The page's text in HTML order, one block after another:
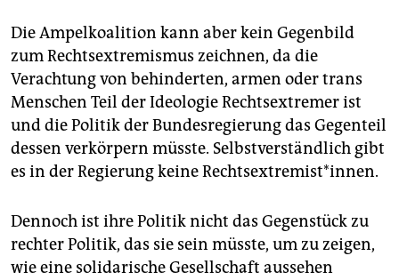
Die Ampelkoalition kann aber kein Gegenbild
zum Rechtsextremismus zeichnen, da die
Verachtung von behinderten, armen oder trans
Menschen Teil der Ideologie Rechtsextremer ist
und die Politik der Bundesregierung das Gegenteil
dessen verkörpern müsste. Selbstverständlich gibt
es in der Regierung keine Rechts­ex­tre­mist*innen.
Dennoch ist ihre Politik nicht das Gegenstück zu
rechter Politik, das sie sein müsste, um zu zeigen,
wie eine solidarische Gesellschaft aussehen